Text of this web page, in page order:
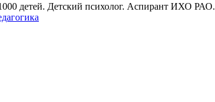
1000 детей. Детский психолог. Аспирант ИХО РАО.